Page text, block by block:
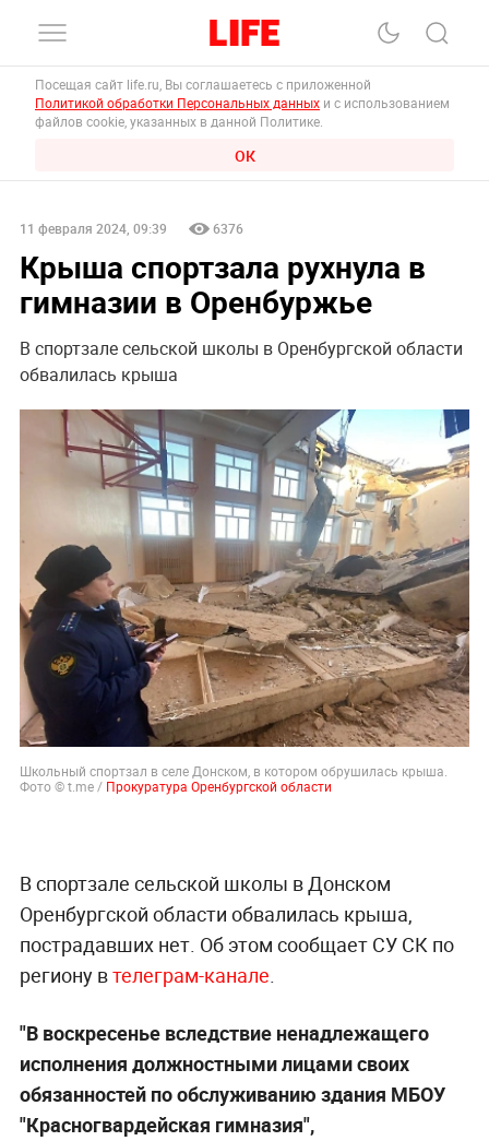
Посещая сайт life.ru, Вы соглашаетесь с приложенной
Политикой обработки Персональных данных и с использованием
файлов cookie, указанных в данной Политике.
ОК
11 февраля 2024, 09:39 6376
Крыша спортзала рухнула в
гимназии в Оренбуржье
В спортзале сельской школы в Оренбургской области
обвалилась крыша
Школьный спортзал в селе Донском, в котором обрушилась крыша.
Фото © t.me / Прокуратура Оренбургской области
В спортзале сельской школы в Донском
Оренбургской области обвалилась крыша,
пострадавших нет. Об этом сообщает СУ СК по
региону втелеграм-канале.
"В воскресенье вследствие ненадлежащего
исполнения должностными лицами своих
обязанностей по обслуживанию здания МБОУ
"Красногвардейская гимназия",